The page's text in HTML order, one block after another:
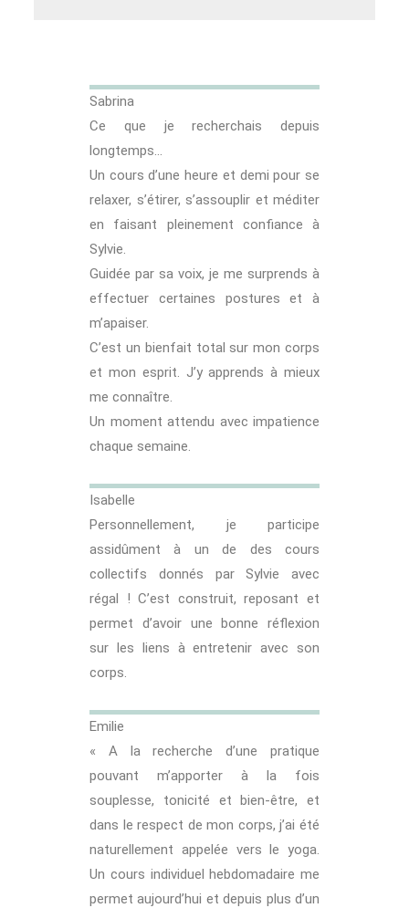
Sabrina
Ce que je recherchais depuis
longtemps…
Un cours d’une heure et demi pour se
relaxer, s’étirer, s’assouplir et méditer
en faisant pleinement confiance à
Sylvie.
Guidée par sa voix, je me surprends à
effectuer certaines postures et à
m’apaiser.
C’est un bienfait total sur mon corps
et mon esprit. J’y apprends à mieux
me connaître.
Un moment attendu avec impatience
chaque semaine.
Isabelle
Personnellement, je participe
assidûment à un de des cours
collectifs donnés par Sylvie avec
régal ! C’est construit, reposant et
permet d’avoir une bonne réflexion
sur les liens à entretenir avec son
corps.
Emilie
« A la recherche d’une pratique
pouvant m’apporter à la fois
souplesse, tonicité et bien-être, et
dans le respect de mon corps, j’ai été
naturellement appelée vers le yoga.
Un cours individuel hebdomadaire me
permet aujourd’hui et depuis plus d’un